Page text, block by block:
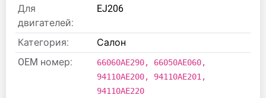
Для
двигателей:
EJ206
Категория:
Салон
OEM номер:
66060AE290, 66050AE060,
94110AE200, 94110AE201,
94110AE220